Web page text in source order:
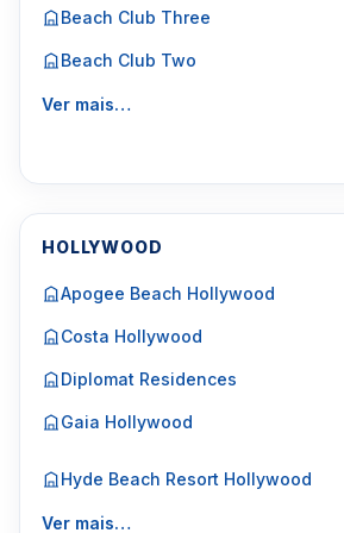
Beach Club Three
Beach Club Two
Ver mais…
HOLLYWOOD
Apogee Beach Hollywood
Costa Hollywood
Diplomat Residences
Gaia Hollywood
Hyde Beach Resort Hollywood
Ver mais…